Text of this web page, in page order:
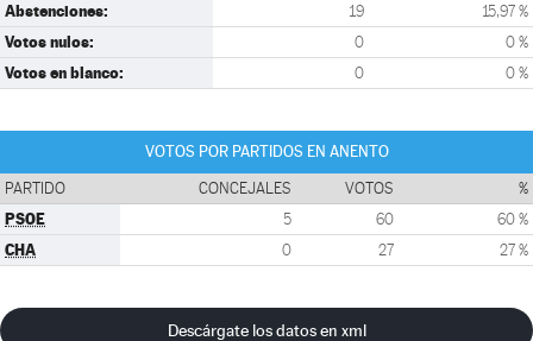
Abstenciones: 19 15,97 %
Votos nulos: 0 0 %
Votos en blanco: 0 0 %
VOTOS POR PARTIDOS EN ANENTO
PARTIDO CONCEJALES VOTOS %
PSOE 5 60 60 %
CHA 0 27 27 %
Descárgate los datos en xml